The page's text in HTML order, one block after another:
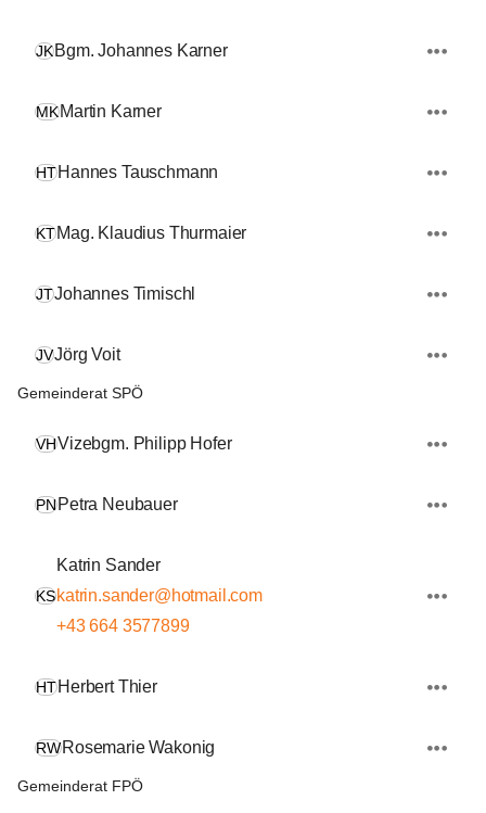
JKBgm. Johannes Karner
MKMartin Karner
HTHannes Tauschmann
KTMag. Klaudius Thurmaier
JTJohannes Timischl
JVJörg Voit
Gemeinderat SPÖ
VHVizebgm. Philipp Hofer
PNPetra Neubauer
KS
Katrin Sander
katrin.sander@hotmail.com
+43 664 3577899
HTHerbert Thier
RWRosemarie Wakonig
Gemeinderat FPÖ